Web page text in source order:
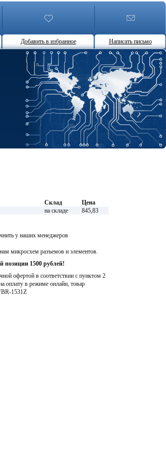
Добавить в избранное Написать письмо
Склад
Цена
на складе 845,83
у наших менеджеров
микросхем разъемов и элементов.
позиции 1500 рублей!
офертой в соответствии с пунктом 2
оплату в режиме онлайн, товар
1531Z